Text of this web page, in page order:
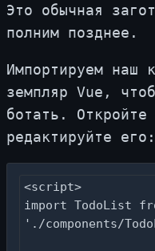
Это обыч­ная
пол­ним позд­нее.
Им­пор­ти­ру­ем наш
зем­пляр Vue,
бо­тать.
ре­дак­ти­руй­те его:
<script>
import TodoList
'./components/